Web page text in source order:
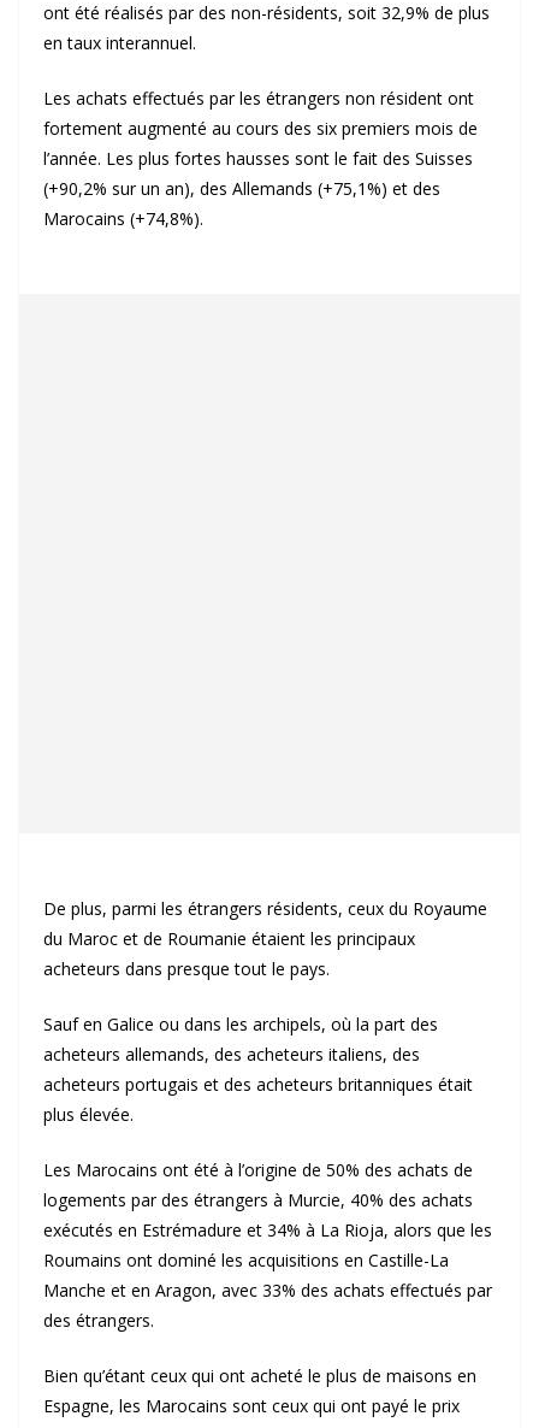
ont été réalisés par des non-résidents, soit 32,9% de plus
en taux interannuel.
Les achats effectués par les étrangers non résident ont
fortement augmenté au cours des six premiers mois de
l’année. Les plus fortes hausses sont le fait des Suisses
(+90,2% sur un an), des Allemands (+75,1%) et des
Marocains (+74,8%).
De plus, parmi les étrangers résidents, ceux du Royaume
du Maroc et de Roumanie étaient les principaux
acheteurs dans presque tout le pays.
Sauf en Galice ou dans les archipels, où la part des
acheteurs allemands, des acheteurs italiens, des
acheteurs portugais et des acheteurs britanniques était
plus élevée.
Les Marocains ont été à l’origine de 50% des achats de
logements par des étrangers à Murcie, 40% des achats
exécutés en Estrémadure et 34% à La Rioja, alors que les
Roumains ont dominé les acquisitions en Castille-La
Manche et en Aragon, avec 33% des achats effectués par
des étrangers.
Bien qu’étant ceux qui ont acheté le plus de maisons en
Espagne, les Marocains sont ceux qui ont payé le prix